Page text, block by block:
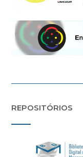
REPOSITÓRIOS